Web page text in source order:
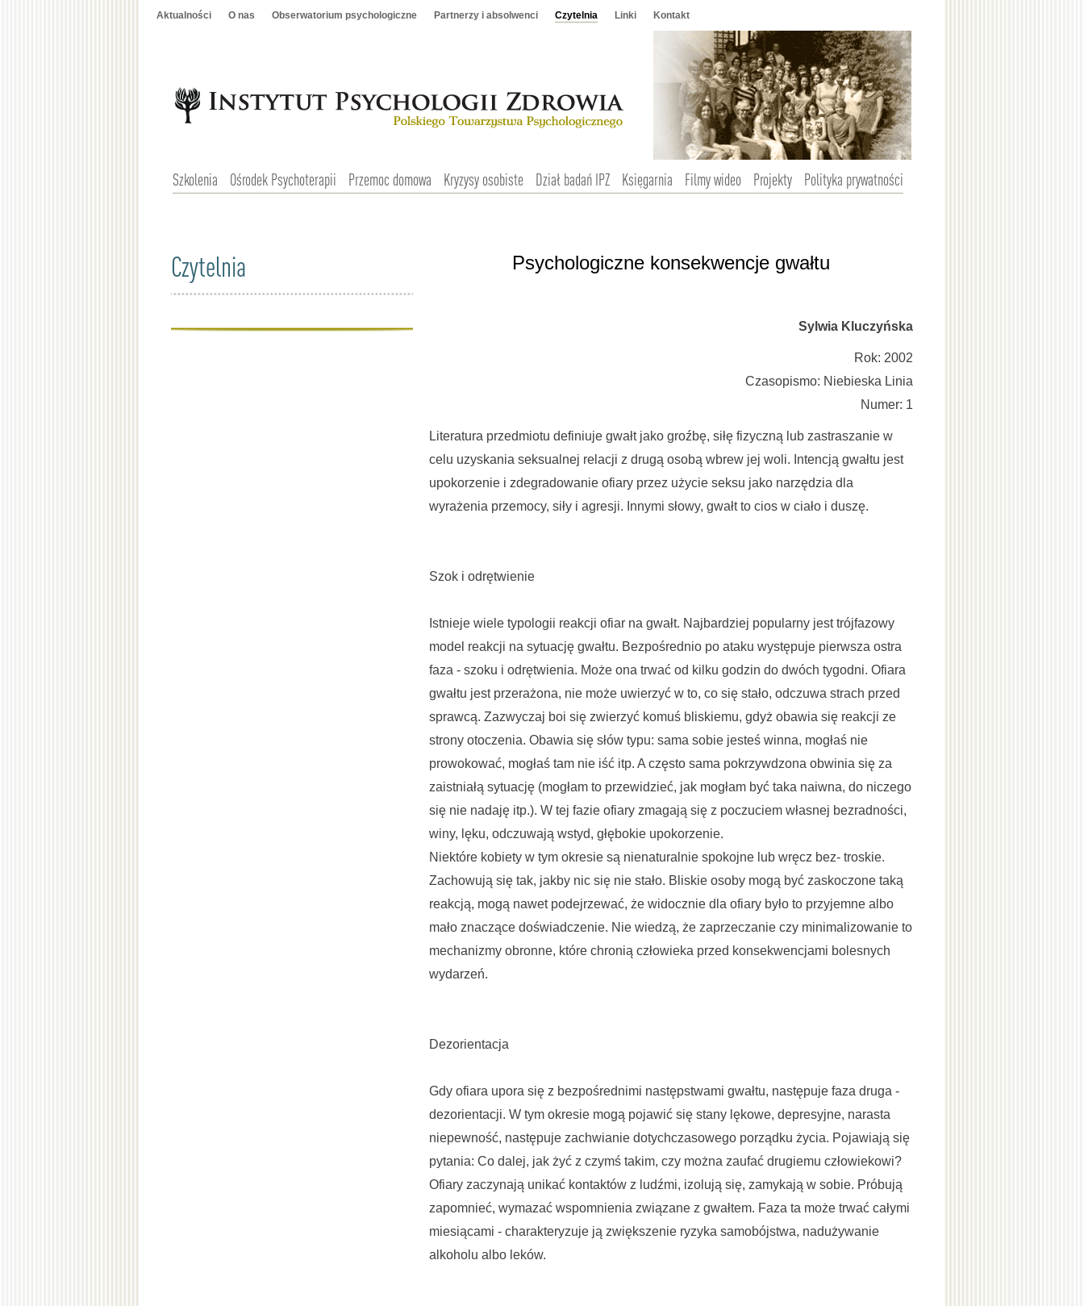
Aktualności O nas Obserwatorium psychologiczne Partnerzy i absolwenci Czytelnia Linki Kontakt
Szkolenia Ośrodek Psychoterapii Przemoc domowa Kryzysy osobiste Dział badań IPZ Księgarnia Filmy wideo Projekty Polityka prywatności
Czytelnia Psychologiczne konsekwencje gwałtu
Sylwia Kluczyńska
Rok: 2002
Czasopismo: Niebieska Linia
Numer: 1
Literatura przedmiotu definiuje gwałt jako groźbę, siłę fizyczną lub zastraszanie w
celu uzyskania seksualnej relacji z drugą osobą wbrew jej woli. Intencją gwałtu jest
upokorzenie i zdegradowanie ofiary przez użycie seksu jako narzędzia dla
wyrażenia przemocy, siły i agresji. Innymi słowy, gwałt to cios w ciało i duszę.
Szok i odrętwienie
Istnieje wiele typologii reakcji ofiar na gwałt. Najbardziej popularny jest trójfazowy
model reakcji na sytuację gwałtu. Bezpośrednio po ataku występuje pierwsza ostra
faza - szoku i odrętwienia. Może ona trwać od kilku godzin do dwóch tygodni. Ofiara
gwałtu jest przerażona, nie może uwierzyć w to, co się stało, odczuwa strach przed
sprawcą. Zazwyczaj boi się zwierzyć komuś bliskiemu, gdyż obawia się reakcji ze
strony otoczenia. Obawia się słów typu: sama sobie jesteś winna, mogłaś nie
prowokować, mogłaś tam nie iść itp. A często sama pokrzywdzona obwinia się za
zaistniałą sytuację (mogłam to przewidzieć, jak mogłam być taka naiwna, do niczego
się nie nadaję itp.). W tej fazie ofiary zmagają się z poczuciem własnej bezradności,
winy, lęku, odczuwają wstyd, głębokie upokorzenie.
Niektóre kobiety w tym okresie są nienaturalnie spokojne lub wręcz bez- troskie.
Zachowują się tak, jakby nic się nie stało. Bliskie osoby mogą być zaskoczone taką
reakcją, mogą nawet podejrzewać, że widocznie dla ofiary było to przyjemne albo
mało znaczące doświadczenie. Nie wiedzą, że zaprzeczanie czy minimalizowanie to
mechanizmy obronne, które chronią człowieka przed konsekwencjami bolesnych
wydarzeń.
Dezorientacja
Gdy ofiara upora się z bezpośrednimi następstwami gwałtu, następuje faza druga -
dezorientacji. W tym okresie mogą pojawić się stany lękowe, depresyjne, narasta
niepewność, następuje zachwianie dotychczasowego porządku życia. Pojawiają się
pytania: Co dalej, jak żyć z czymś takim, czy można zaufać drugiemu człowiekowi?
Ofiary zaczynają unikać kontaktów z ludźmi, izolują się, zamykają w sobie. Próbują
zapomnieć, wymazać wspomnienia związane z gwałtem. Faza ta może trwać całymi
miesiącami - charakteryzuje ją zwiększenie ryzyka samobójstwa, nadużywanie
alkoholu albo leków.